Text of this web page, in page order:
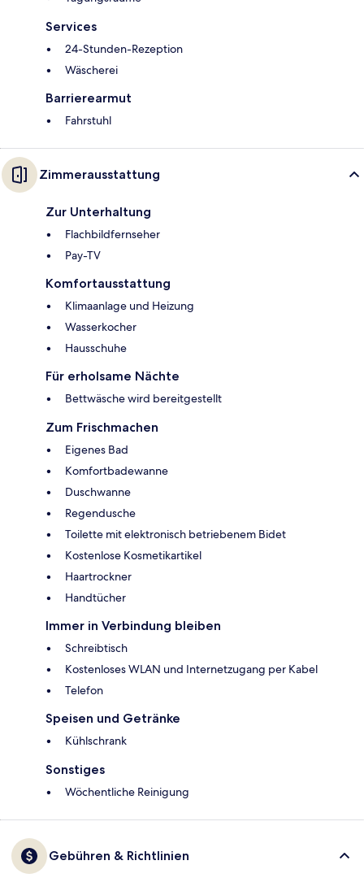
Services
24-Stunden-Rezeption
Wäscherei
Barrierearmut
Fahrstuhl
Zimmerausstattung
Zur Unterhaltung
Flachbildfernseher
Pay-TV
Komfortausstattung
Klimaanlage und Heizung
Wasserkocher
Hausschuhe
Für erholsame Nächte
Bettwäsche wird bereitgestellt
Zum Frischmachen
Eigenes Bad
Komfortbadewanne
Duschwanne
Regendusche
Toilette mit elektronisch betriebenem Bidet
Kostenlose Kosmetikartikel
Haartrockner
Handtücher
Immer in Verbindung bleiben
Schreibtisch
Kostenloses WLAN und Internetzugang per Kabel
Telefon
Speisen und Getränke
Kühlschrank
Sonstiges
Wöchentliche Reinigung
Gebühren & Richtlinien